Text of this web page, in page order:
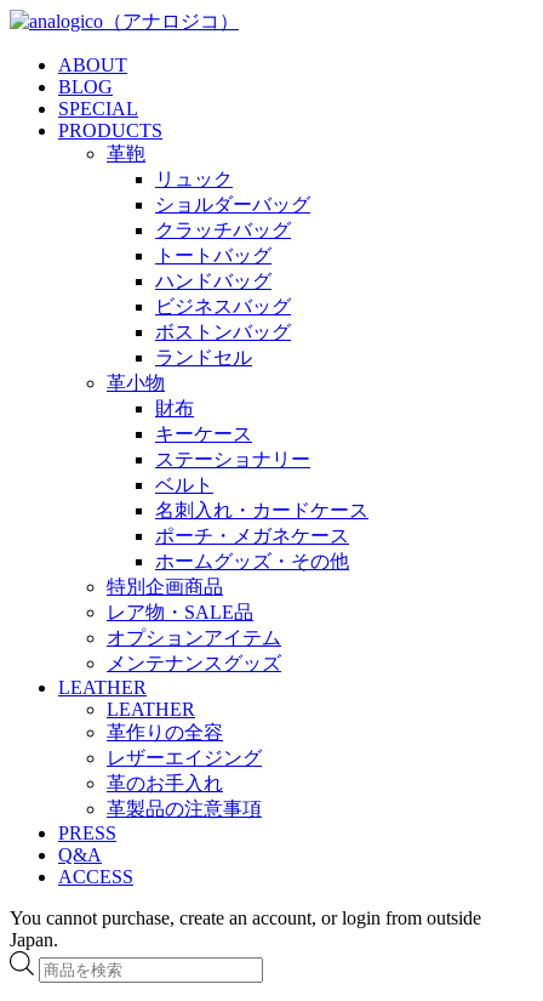
ABOUT
BLOG
SPECIAL
PRODUCTS
革鞄
リュック
ショルダーバッグ
クラッチバッグ
トートバッグ
ハンドバッグ
ビジネスバッグ
ボストンバッグ
ランドセル
革小物
財布
キーケース
ステーショナリー
ベルト
名刺入れ・カードケース
ポーチ・メガネケース
ホームグッズ・その他
特別企画商品
レア物・SALE品
オプションアイテム
メンテナンスグッズ
LEATHER
LEATHER
革作りの全容
レザーエイジング
革のお手入れ
革製品の注意事項
PRESS
Q&A
ACCESS
You cannot purchase, create an account, or login from outside
Japan.
商
品